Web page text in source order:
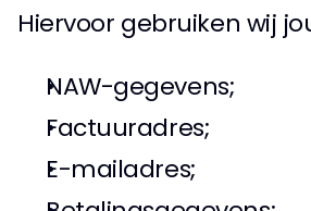
Hiervoor gebruiken wij
NAW-gegevens;
Factuuradres;
E-mailadres;